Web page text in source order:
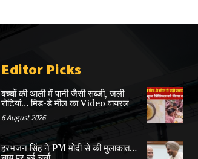
Editor Picks
बच्चों की थाली में पानी जैसी सब्जी, जली
रोटियां… मिड-डे मील का Video वायरल
6 August 2026
हरभजन सिंह ने PM मोदी से की मुलाकात…